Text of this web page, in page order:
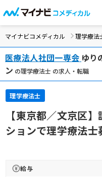
マイナビコメディカル 理学療法
医療法人社団一専会 ゆり
ン の理学療法士 の求人・転職
理学療法士
【東京都／文京区
ションで理学療法士
給与